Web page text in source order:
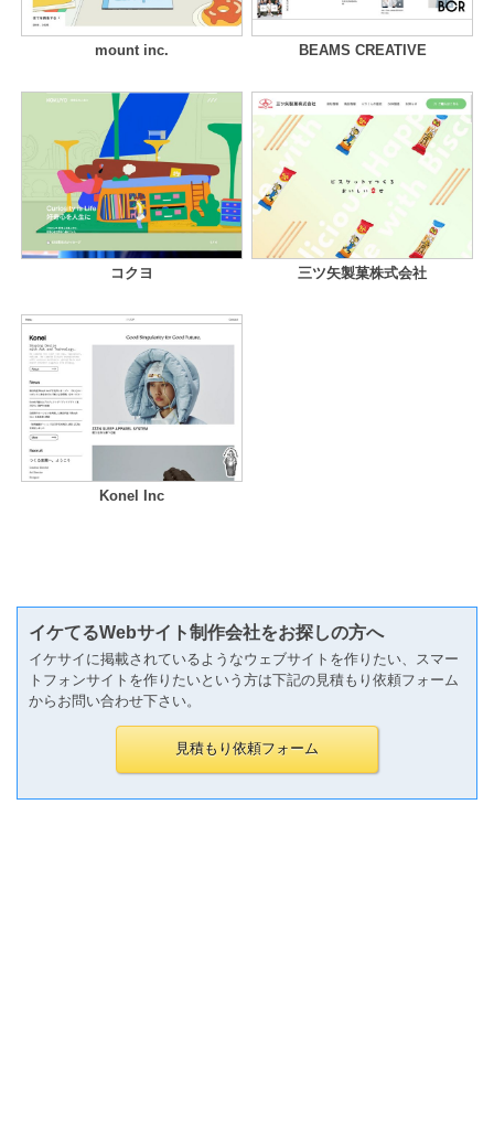
mount inc. BEAMS CREATIVE
コクヨ 三ツ矢製菓株式会社
Konel Inc
イケてるWebサイト制作会社をお探しの方へ
イケサイに掲載されているようなウェブサイトを作りたい、スマー
トフォンサイトを作りたいという方は下記の見積もり依頼フォーム
からお問い合わせ下さい。